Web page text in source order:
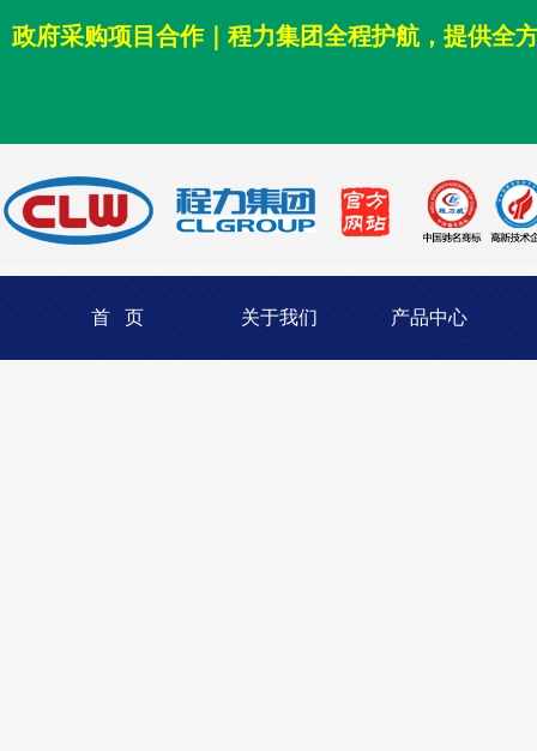
政府采购项目合作｜程力集团全程护航，提供全
首 页 关于我们 产品中心